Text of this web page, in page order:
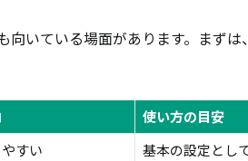
向いている場面があります。まず
使い方の目安
すい
基本の設定とし